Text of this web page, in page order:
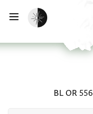
הפעלת מצב כהה
BL OR